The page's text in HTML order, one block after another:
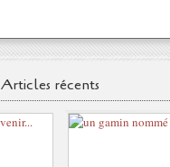
Articles récents